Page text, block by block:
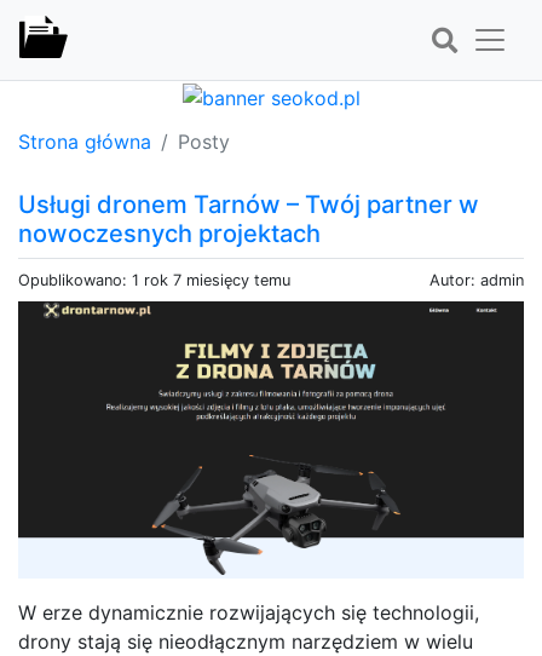
Strona główna Posty
Usługi dronem Tarnów – Twój partner w
nowoczesnych projektach
Opublikowano: 1 rok 7 miesięcy temu Autor: admin
W erze dynamicznie rozwijających się technologii,
drony stają się nieodłącznym narzędziem w wielu